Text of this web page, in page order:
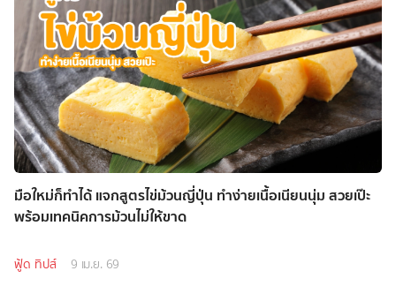
มือใหม่ก็ทำได้ แจกสูตรไข่ม้วนญี่ปุ่น ทำง่ายเนื้อเนียนนุ่ม สวยเป๊ะ
พร้อมเทคนิคการม้วนไม่ให้ขาด
ฟู้ด ทิปส์ 9 เม.ย. 69